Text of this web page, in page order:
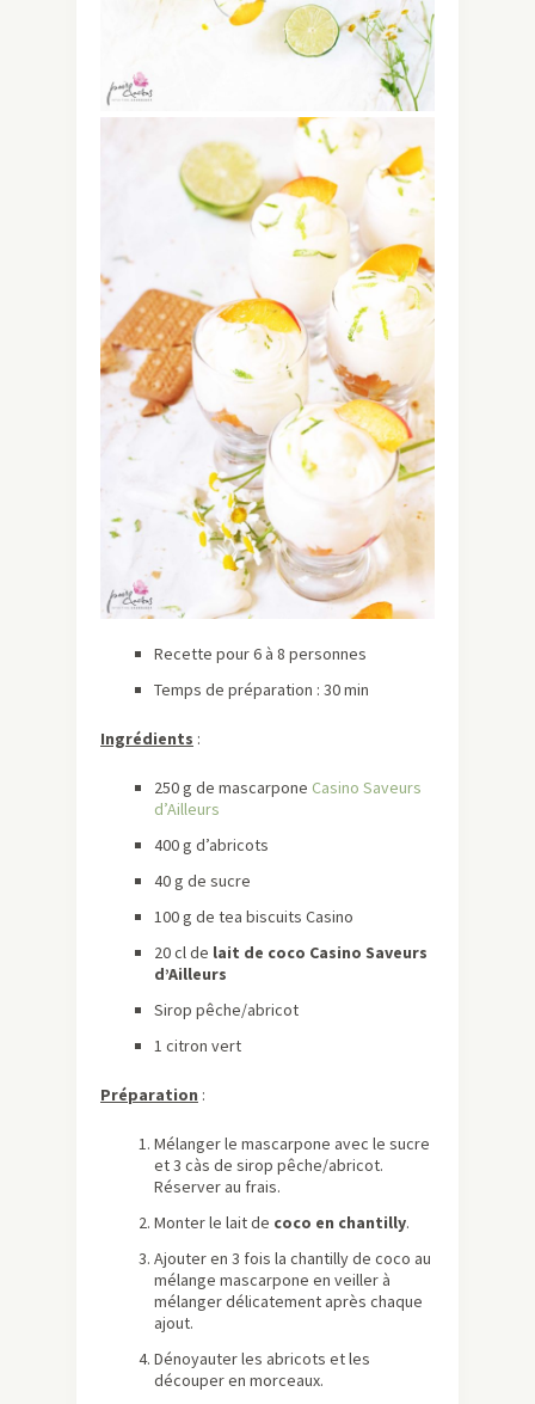
Recette pour 6 à 8 personnes
Temps de préparation : 30 min
Ingrédients :
250 g de mascarpone Casino Saveurs
d’Ailleurs
400 g d’abricots
40 g de sucre
100 g de tea biscuits Casino
​20 cl de lait de coco Casino Saveurs
d’Ailleurs
Sirop pêche/abricot
​1 citron vert ​
Préparation :
Mélanger le mascarpone avec le sucre
et 3 càs de sirop pêche/abricot.
Réserver au frais.
Monter le lait de coco en chantilly.
Ajouter en 3 fois la chantilly de coco au
mélange mascarpone en veiller à
mélanger délicatement après chaque
ajout.
Dénoyauter les abricots et les
découper en morceaux.